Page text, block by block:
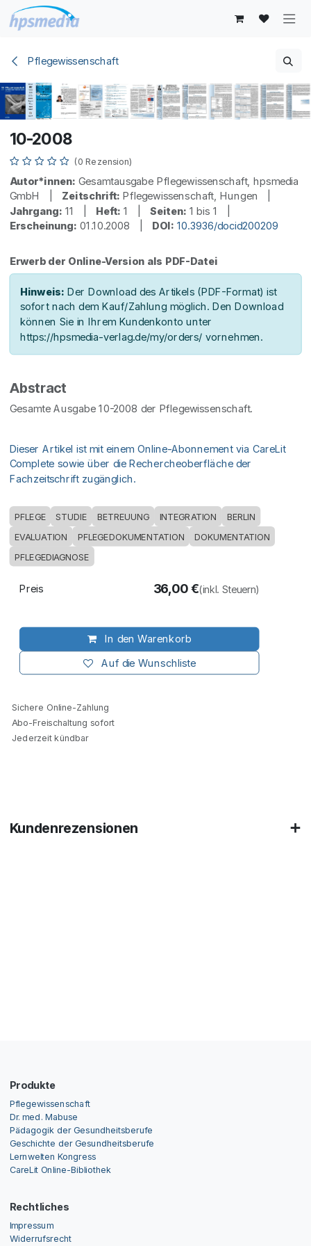
Zum Inhalt springen
Pflegewissenschaft
10-2008
(0 Rezension)
Autor*innen: Gesamtausgabe Pflegewissenschaft, hpsmedia
GmbH | Zeitschrift: Pflegewissenschaft, Hungen |
Jahrgang: 11 | Heft: 1 | Seiten: 1 bis 1 |
Erscheinung: 01.10.2008 | DOI: 10.3936/docid200209
Erwerb der Online-Version als PDF-Datei
Hinweis: Der Download des Artikels (PDF-Format) ist
sofort nach dem Kauf/Zahlung möglich. Den Download
können Sie in Ihrem Kundenkonto unter
https://hpsmedia-verlag.de/my/orders/ vornehmen.
Abstract
Gesamte Ausgabe 10-2008 der Pflegewissenschaft.
Dieser Artikel ist mit einem Online-Abonnement via CareLit
Complete sowie über die Rechercheoberfläche der
Fachzeitschrift zugänglich.
PFLEGE STUDIE BETREUUNG INTEGRATION BERLIN
EVALUATION PFLEGEDOKUMENTATION
DOKUMENTATION
PFLEGEDIAGNOSE
In den Warenkorb
Auf die Wunschliste
Preis 36,00€(inkl. Steuern)
Sichere Online-Zahlung
Abo-Freischaltung sofort
Jederzeit kündbar
Kundenrezensionen
Produkte
Pflegewissenschaft
Dr. med. Mabuse
Pädagogik der Gesundheitsberufe
Geschichte der Gesundheitsberufe
Lernwelten Kongress
CareLit Online-Bibliothek
Rechtliches
Impressum
Widerrufsrecht